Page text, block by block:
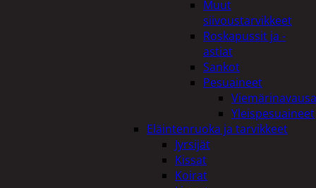
Muut
siivoustarvikkeet
Roskapussit ja -
astiat
Sankot
Pesuaineet
Yleispesuaineet
Eläintenruoka ja tarvikkeet
Jyrsijät
Kissat
Koirat